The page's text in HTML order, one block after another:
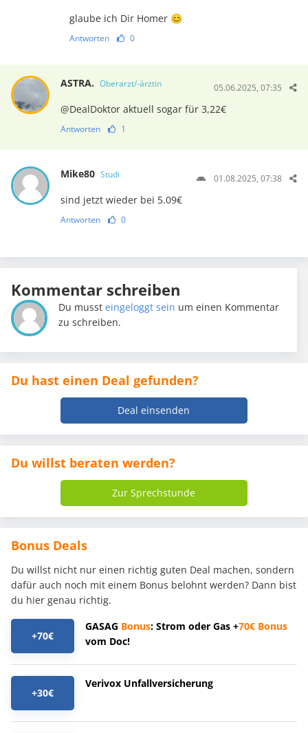
glaube ich Dir Homer 😊
Antworten 0
ASTRA. Oberarzt/-ärztin 05.06.2025, 07:35
@DealDoktor aktuell sogar für 3,22€
Antworten 1
Mike80 Studi 01.08.2025, 07:38
sind jetzt wieder bei 5.09€
Antworten 0
Kommentar schreiben
Du mussteingeloggt sein um einen Kommentar
zu schreiben.
Du hast einen Deal gefunden?
Deal einsenden
Du willst beraten werden?
Zur Sprechstunde
Bonus Deals
Du willst nicht nur einen richtig guten Deal machen, sondern
dafür auch noch mit einem Bonus belohnt werden? Dann bist
du hier genau richtig.
+70€
GASAG Bonus: Strom oder Gas +70€ Bonus
vom Doc!
+30€
Verivox Unfallversicherung